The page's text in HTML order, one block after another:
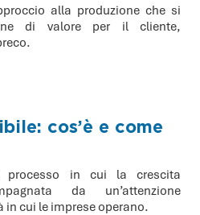
alla produzione che si
di valore per il cliente,
cos’è e come
processo in cui la crescita
da un’attenzione
in cui le imprese operano.